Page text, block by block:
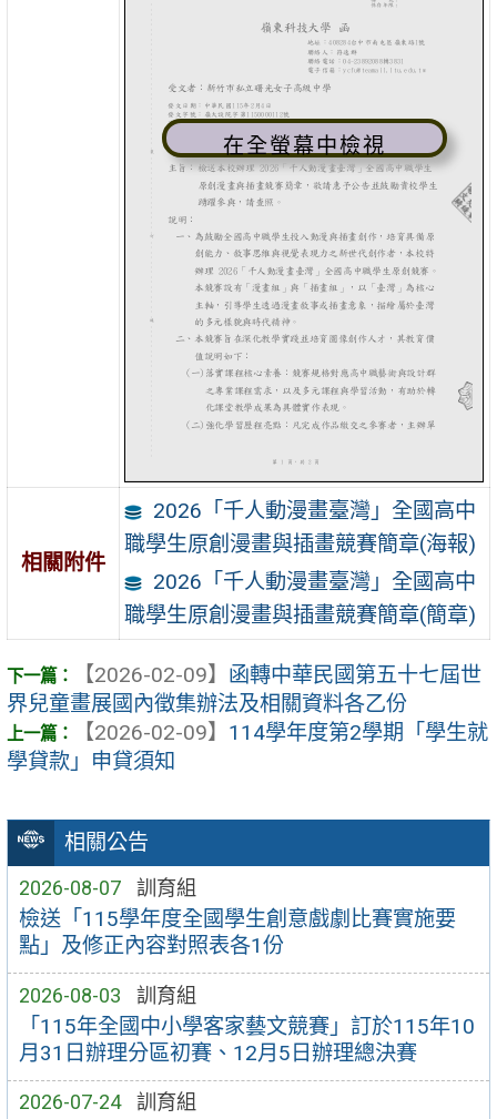
相關公告
2026-08-07 訓育組
檢送「115學年度全國學生創意戲劇比賽實施要
點」及修正內容對照表各1份
2026-08-03 訓育組
「115年全國中小學客家藝文競賽」訂於115年10
月31日辦理分區初賽、12月5日辦理總決賽
2026-07-24 訓育組
在全螢幕中檢視
相關附件
2026「千人動漫畫臺灣」全國高中
職學生原創漫畫與插畫競賽簡章(海報)
2026「千人動漫畫臺灣」全國高中
職學生原創漫畫與插畫競賽簡章(簡章)
【2026-02-09】 函轉中華民國第五十七屆世
界兒童畫展國內徵集辦法及相關資料各乙份
【2026-02-09】 114學年度第2學期「學生就
學貸款」申貸須知